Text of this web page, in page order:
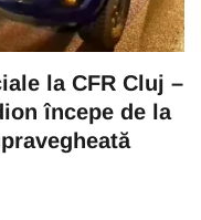
la CFR Cluj –
începe de la